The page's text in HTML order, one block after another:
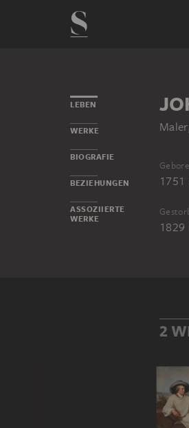
LEBEN
WERKE
BIOGRAFIE
BEZIEHUNGEN
ASSOZIIERTE
WERKE
1751
1829
2